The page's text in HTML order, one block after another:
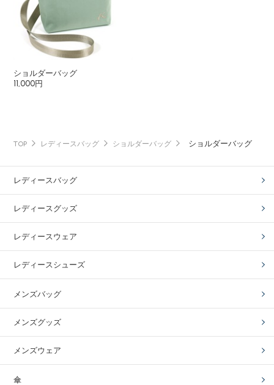
ショルダーバッグ
11,000円
TOP レディースバッグ ショルダーバッグ ショルダーバッグ
レディースバッグ
レディースグッズ
レディースウェア
レディースシューズ
メンズバッグ
メンズグッズ
メンズウェア
傘